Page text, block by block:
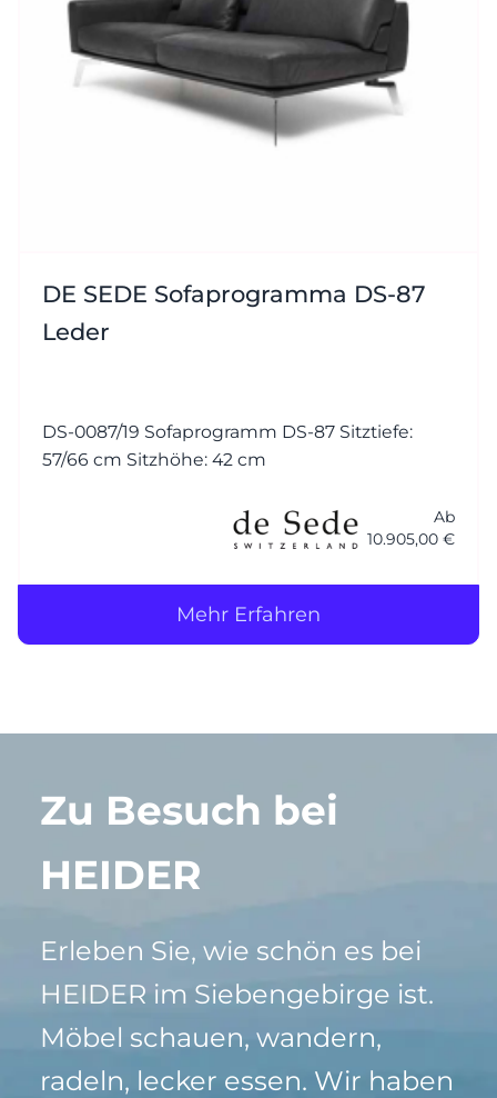
DE SEDE Sofaprogramma DS-87
Leder
DS-0087/19 Sofaprogramm DS-87 Sitztiefe:
57/66 cm Sitzhöhe: 42 cm
Ab
10.905,00 €
Mehr Erfahren
Zu Besuch bei
HEIDER
Erleben Sie, wie schön es bei
HEIDER im Siebengebirge ist.
Möbel schauen, wandern,
radeln, lecker essen. Wir haben